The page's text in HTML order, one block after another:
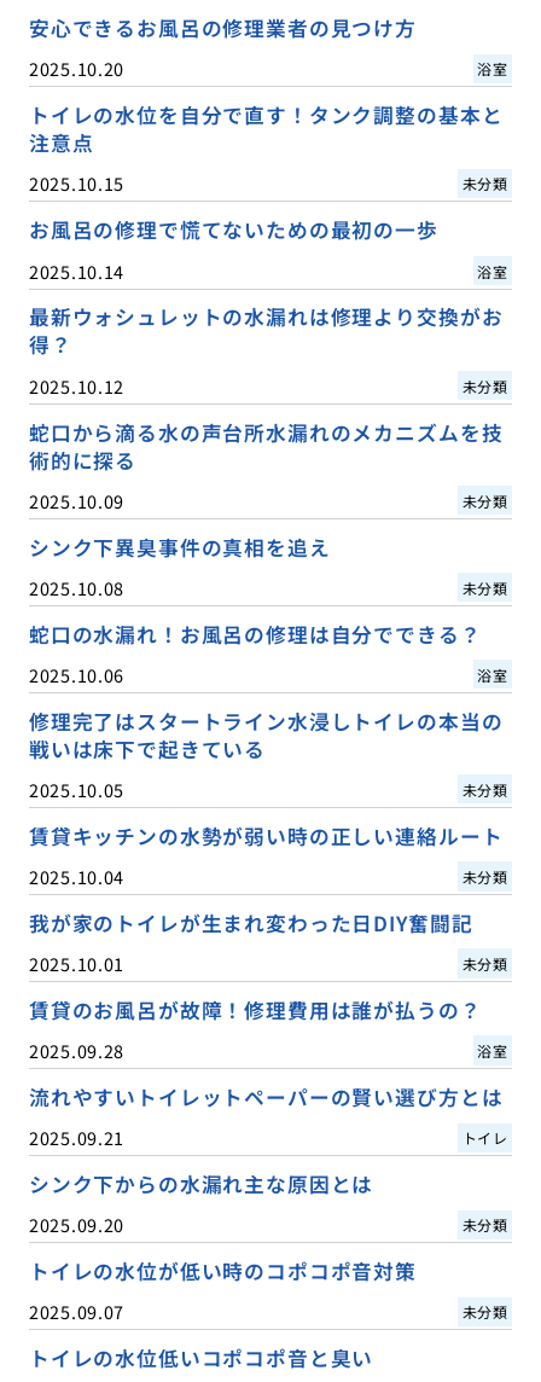
安心できるお風呂の修理業者の見つけ方
2025.10.20 浴室
トイレの水位を自分で直す！タンク調整の基本と
注意点
2025.10.15 未分類
お風呂の修理で慌てないための最初の一歩
2025.10.14 浴室
最新ウォシュレットの水漏れは修理より交換がお
得？
2025.10.12 未分類
蛇口から滴る水の声台所水漏れのメカニズムを技
術的に探る
2025.10.09 未分類
シンク下異臭事件の真相を追え
2025.10.08 未分類
蛇口の水漏れ！お風呂の修理は自分でできる？
2025.10.06 浴室
修理完了はスタートライン水浸しトイレの本当の
戦いは床下で起きている
2025.10.05 未分類
賃貸キッチンの水勢が弱い時の正しい連絡ルート
2025.10.04 未分類
我が家のトイレが生まれ変わった日DIY奮闘記
2025.10.01 未分類
賃貸のお風呂が故障！修理費用は誰が払うの？
2025.09.28 浴室
流れやすいトイレットペーパーの賢い選び方とは
2025.09.21 トイレ
シンク下からの水漏れ主な原因とは
2025.09.20 未分類
トイレの水位が低い時のコポコポ音対策
2025.09.07 未分類
トイレの水位低いコポコポ音と臭い